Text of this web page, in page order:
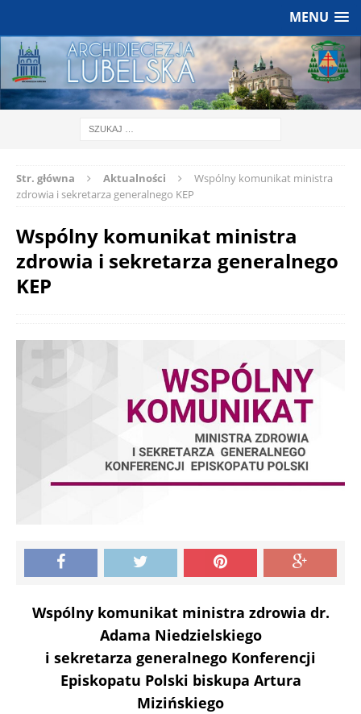
MENU
Str. główna Aktualności
Wspólny komunikat ministra
zdrowia i sekretarza generalnego KEP
Wspólny komunikat ministra
zdrowia i sekretarza generalnego
KEP
Wspólny komunikat ministra zdrowia dr.
Adama Niedzielskiego
i sekretarza generalnego Konferencji
Episkopatu Polski biskupa Artura
Mizińskiego